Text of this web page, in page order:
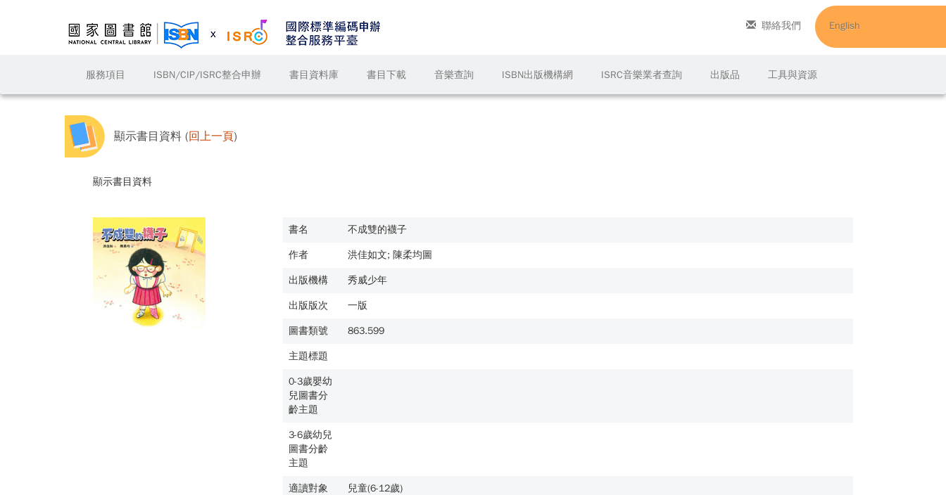
服務項目 ISBN/CIP/ISRC整合申辦 書目資料庫 書目下載 音樂查詢 ISBN出版機構網 ISRC音樂業者查詢 出版品 工具與資源
聯絡我們 English
顯示書目資料 (回上一頁)
顯示書目資料
書名 不成雙的襪子
作者 洪佳如文; 陳柔均圖
出版機構 秀威少年
出版版次 一版
圖書類號 863.599
主題標題
0-3歲嬰幼
兒圖書分
齡主題
3-6歲幼兒
圖書分齡
主題
適讀對象 兒童(6-12歲)